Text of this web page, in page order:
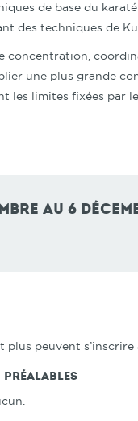
de base du
des techniques de
concentration,
une plus grande
les limites fixées par
au 6
plus peuvent s’inscrire
Préalables